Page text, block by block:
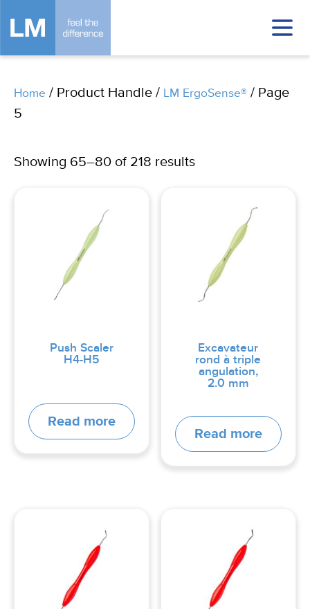
Home / Product Handle / LM ErgoSense® / Page
5
Showing 65–80 of 218 results
Push Scaler
H4-H5
Read more
Excavateur
rond à triple
angulation,
2.0 mm
Read more